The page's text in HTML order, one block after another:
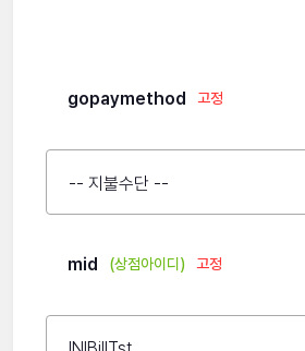
gopaymethod 고정
mid (상점아이디) 고정